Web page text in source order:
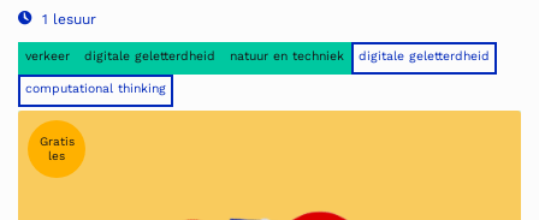
1 lesuur
verkeer digitale geletterdheid natuur en techniek digitale geletterdheid
computational thinking
Gratis
les